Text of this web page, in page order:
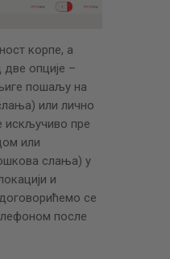
корпе, а
две опције –
пошаљу на
или лично
искључиво пре
или
слања) у
и
се
после